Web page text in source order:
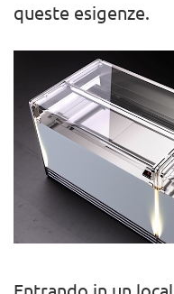
queste esigenze.